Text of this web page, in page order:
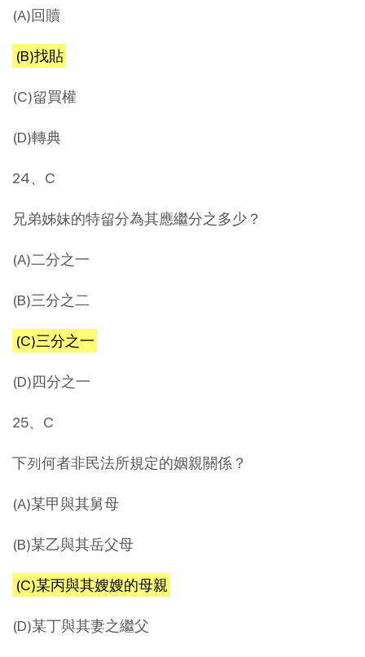
(A)回贖
(B)找貼
(C)留買權
(D)轉典
24、C
兄弟姊妹的特留分為其應繼分之多少？
(A)二分之一
(B)三分之二
(C)三分之一
(D)四分之一
25、C
下列何者非民法所規定的姻親關係？
(A)某甲與其舅母
(B)某乙與其岳父母
(C)某丙與其嫂嫂的母親
(D)某丁與其妻之繼父